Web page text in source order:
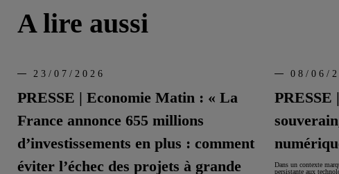
A lire aussi
PRESSE | Economie Matin : « La
France annonce 655 millions
d’investissements en plus : comment
éviter l’échec des projets à grande
23/07/2026
PRESSE
08/06/
Dans un contexte
persistante aux